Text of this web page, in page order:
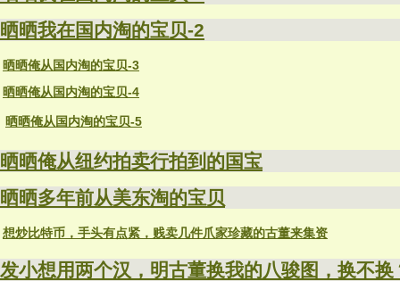
晒晒我在国内淘的宝贝-2
晒晒俺从国内淘的宝贝-3
晒晒俺从国内淘的宝贝-4
晒晒俺从国内淘的宝贝-5
晒晒俺从纽约拍卖行拍到的国宝
晒晒多年前从美东淘的宝贝
想炒比特币，手头有点紧，贱卖几件爪家珍藏的古董来集资
发小想用两个汉，明古董换我的八骏图，换不换